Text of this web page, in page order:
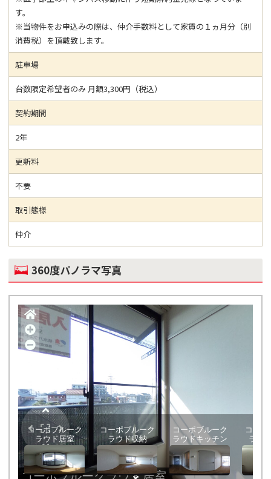
す。
※当物件をお申込みの際は、仲介手数料として家賃の１ヵ月分（別
消費税）を頂戴致します。
駐車場
台数限定希望者のみ 月額3,300円（税込）
契約期間
2年
更新料
不要
取引態様
仲介
360度パノラマ写真
コーポブルーク
ラウド居室
コーポブルーク
ラウド収納
コーポブルーク
ラウドキッチン
コーポ
ラウ
コーポブルークラウド居室